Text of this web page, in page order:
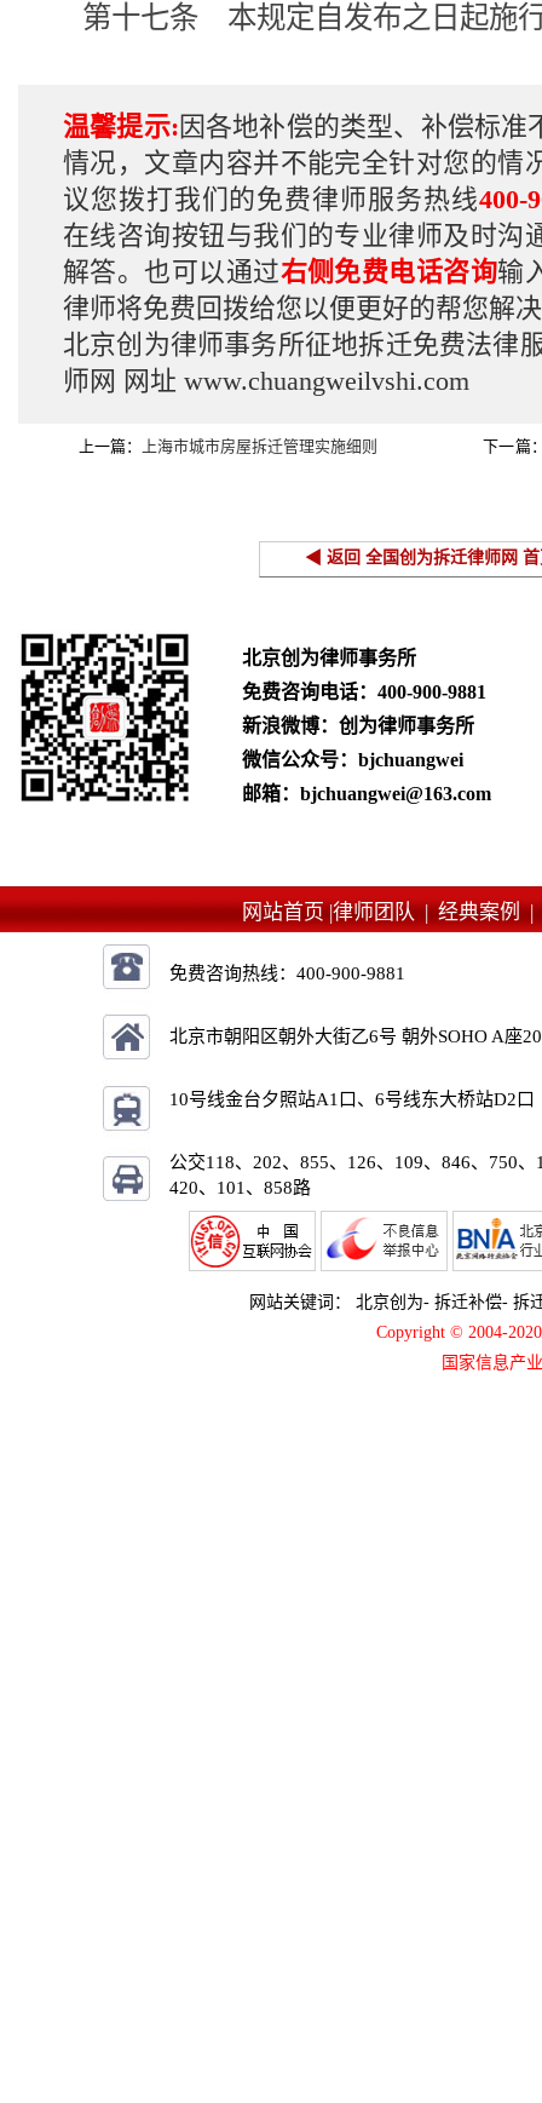
第十七条 本规定自发布之日起施
温馨提示:因各地补偿的类型、补偿标准
情况，文章内容并不能完全针对您的情
议您拨打我们的免费律师服务热线400-
在线咨询按钮与我们的专业律师及时沟
解答。也可以通过右侧免费电话咨询输
律师将免费回拨给您以便更好的帮您解
北京创为律师事务所征地拆迁免费法律
师网 网址 www.chuangweilvshi.com
上一篇： 上海市城市房屋拆迁管理实施细则 下一篇
◀ 返回 全国创为拆迁律师网
北京创为律师事务所
免费咨询电话： 400-900-9881
新浪微博：创为律师事务所
微信公众号：bjchuangwei
邮箱：bjchuangwei@163.com
网站首页 |律师团队 |经典案例
免费咨询热线：400-900-9881
北京市朝阳区朝外大街乙6号 朝外SOHO A座
10号线金台夕照站A1口、6号线东大桥站D2口
公交118、202、855、126、109、846、750、
420、101、858路
网站关键词： 北京创为- 拆迁补偿- 拆
Copyright © 2004-
国家信息产